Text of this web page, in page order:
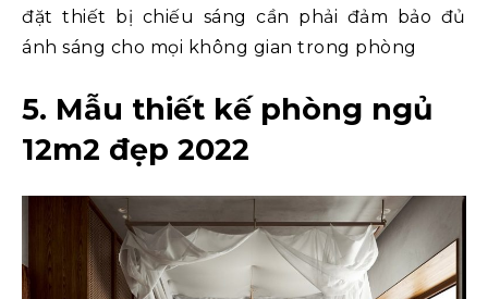
đặt thiết bị chiếu sáng cần phải đảm bảo đủ
ánh sáng cho mọi không gian trong phòng
5. Mẫu thiết kế phòng ngủ
12m2 đẹp 2022